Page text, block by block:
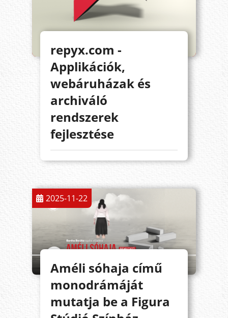
repyx.com -
Applikációk,
webáruházak és
archiváló
rendszerek
fejlesztése
2025-11-22
Améli sóhaja című
monodrámáját
mutatja be a Figura